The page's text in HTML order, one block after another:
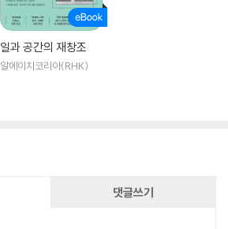
일과 공간의 재창조
알에이치코리아(RHK)
댓글쓰기